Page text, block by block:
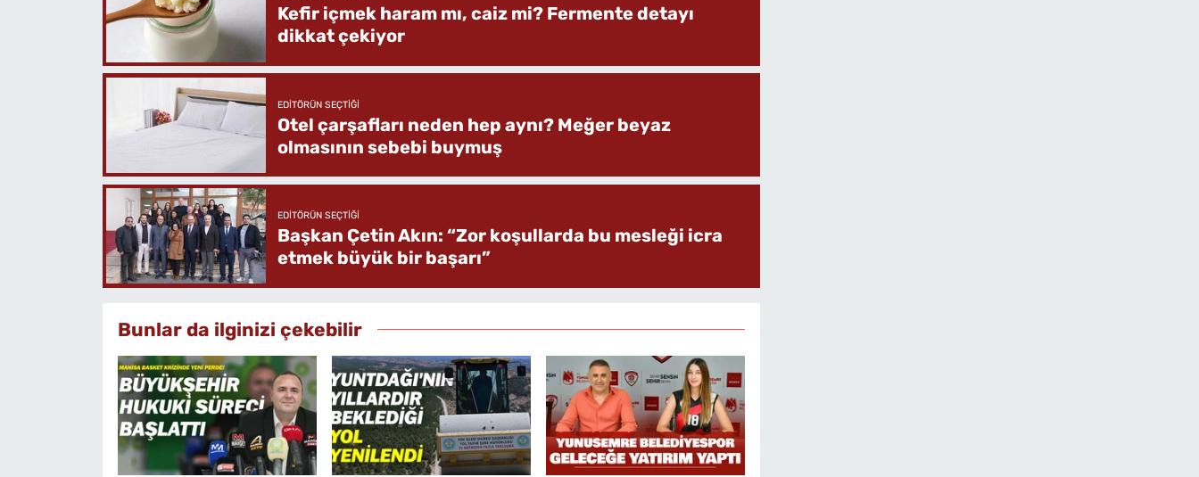
Kefir içmek haram mı, caiz mi? Fermente detayı
dikkat çekiyor
EDITÖRÜN SEÇTIĞI
Otel çarşafları neden hep aynı? Meğer beyaz
olmasının sebebi buymuş
EDITÖRÜN SEÇTIĞI
Başkan Çetin Akın: “Zor koşullarda bu mesleği icra
etmek büyük bir başarı”
Bunlar da ilginizi çekebilir